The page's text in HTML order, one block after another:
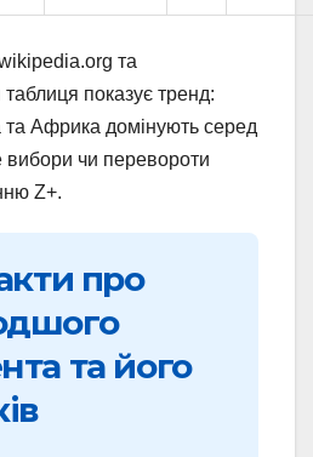
та
показує тренд:
Африка домінують серед
вибори чи перевороти
Z+.
про
та його